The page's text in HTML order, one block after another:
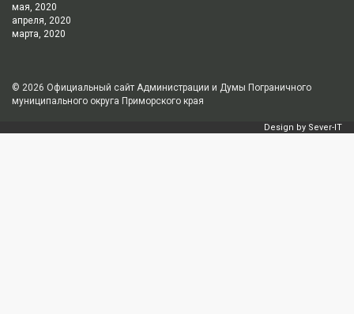
мая, 2020
апреля, 2020
марта, 2020
© 2026 Официальный сайт Администрации и Думы Пограничного
муниципального округа Приморского края
Design by Sever-IT